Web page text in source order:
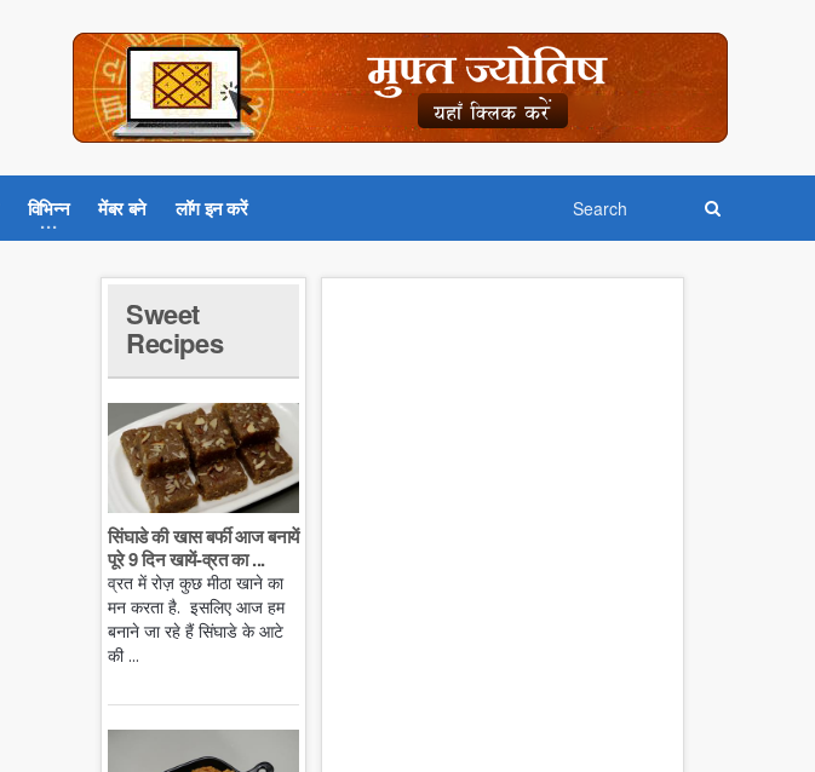
विभिन्न मेंबर बने लॉग इन करें
Sweet
Recipes
सिंघाडे की खास बर्फी आज बनायें
पूरे 9 दिन खायें-व्रत का ...
व्रत में रोज़ कुछ मीठा खाने का
मन करता है. इसलिए आज हम
बनाने जा रहे हैं सिंघाडे के आटे
की ...